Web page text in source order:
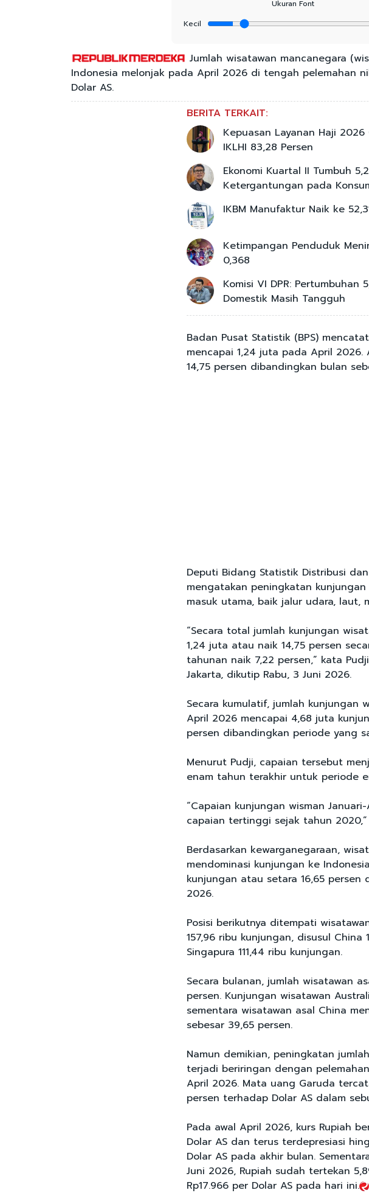
Ukuran Font
Kecil
Jumlah wisatawan mancanegara
Indonesia melonjak pada April 2026 di tengah pelemahan
Dolar AS.
BERITA TERKAIT:
Kepuasan Layanan Haji
IKLHI 83,28 Persen
Ekonomi Kuartal II Tumbuh
Ketergantungan pada
IKBM Manufaktur Naik ke
Ketimpangan Penduduk
0,368
Komisi VI DPR: Pertumbuhan
Domestik Masih Tangguh
Badan Pusat Statistik (BPS)
mencapai 1,24 juta pada April
14,75 persen dibandingkan bulan
Deputi Bidang Statistik Distribusi dan
mengatakan peningkatan
masuk utama, baik jalur udara, laut,
“Secara total jumlah kunjungan
1,24 juta atau naik 14,75 persen
tahunan naik 7,22 persen,” kata
Jakarta, dikutip Rabu, 3 Juni 2026.
Secara kumulatif, jumlah kunjungan
April 2026 mencapai 4,68 juta
persen dibandingkan periode yang
Menurut Pudji, capaian tersebut
enam tahun terakhir untuk periode
“Capaian kunjungan wisman
capaian tertinggi sejak tahun 2020,”
Berdasarkan kewarganegaraan,
mendominasi kunjungan ke
kunjungan atau setara 16,65
2026.
Posisi berikutnya ditempati
157,96 ribu kunjungan, disusul
Singapura 111,44 ribu kunjungan.
Secara bulanan, jumlah wisatawan
persen. Kunjungan wisatawan
sementara wisatawan asal China
sebesar 39,65 persen.
Namun demikian, peningkatan
terjadi beriringan dengan
April 2026. Mata uang Garuda
persen terhadap Dolar AS dalam
Pada awal April 2026, kurs Rupiah
Dolar AS dan terus terdepresiasi
Dolar AS pada akhir bulan.
Juni 2026, Rupiah sudah tertekan
Rp17.966 per Dolar AS pada hari ini.